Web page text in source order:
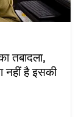
तबादला,
नहीं है इसकी